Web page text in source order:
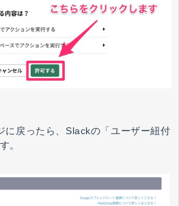
に戻ったら、Slackの「ユーザー紐付
。